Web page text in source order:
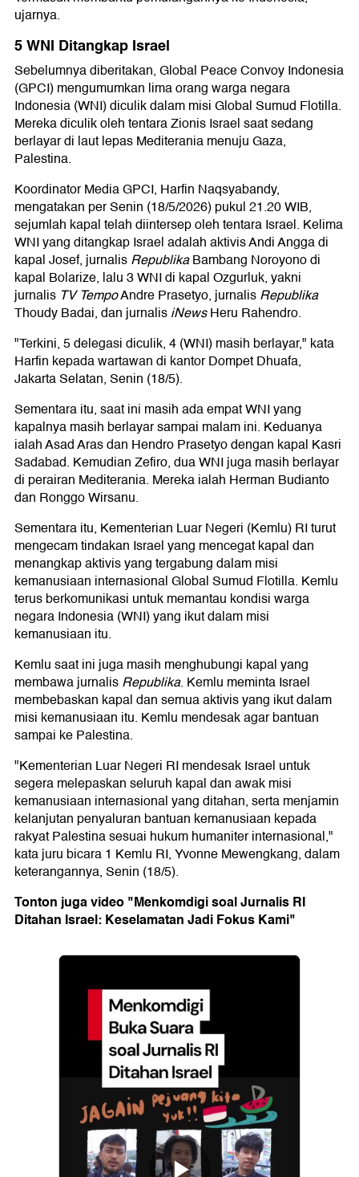
ujarnya.
5 WNI Ditangkap Israel
Sebelumnya diberitakan, Global Peace Convoy Indonesia
(GPCI) mengumumkan lima orang warga negara
Indonesia (WNI) diculik dalam misi Global Sumud Flotilla.
Mereka diculik oleh tentara Zionis Israel saat sedang
berlayar di laut lepas Mediterania menuju Gaza,
Palestina.
Koordinator Media GPCI, Harfin Naqsyabandy,
mengatakan per Senin (18/5/2026) pukul 21.20 WIB,
sejumlah kapal telah diintersep oleh tentara Israel. Kelima
WNI yang ditangkap Israel adalah aktivis Andi Angga di
kapal Josef, jurnalisRepublikaBambang Noroyono di
kapal Bolarize, lalu 3 WNI di kapal Ozgurluk, yakni
jurnalis TV TempoAndre Prasetyo, jurnalisRepublika
Thoudy Badai, dan jurnalisiNewsHeru Rahendro.
"Terkini, 5 delegasi diculik, 4 (WNI) masih berlayar," kata
Harfin kepada wartawan di kantor Dompet Dhuafa,
Jakarta Selatan, Senin (18/5).
Sementara itu, saat ini masih ada empat WNI yang
kapalnya masih berlayar sampai malam ini. Keduanya
ialah Asad Aras dan Hendro Prasetyo dengan kapal Kasri
Sadabad. Kemudian Zefiro, dua WNI juga masih berlayar
di perairan Mediterania. Mereka ialah Herman Budianto
dan Ronggo Wirsanu.
Sementara itu, Kementerian Luar Negeri (Kemlu) RI turut
mengecam tindakan Israel yang mencegat kapal dan
menangkap aktivis yang tergabung dalam misi
kemanusiaan internasional Global Sumud Flotilla. Kemlu
terus berkomunikasi untuk memantau kondisi warga
negara Indonesia (WNI) yang ikut dalam misi
kemanusiaan itu.
Kemlu saat ini juga masih menghubungi kapal yang
membawa jurnalisRepublika. Kemlu meminta Israel
membebaskan kapal dan semua aktivis yang ikut dalam
misi kemanusiaan itu. Kemlu mendesak agar bantuan
sampai ke Palestina.
"Kementerian Luar Negeri RI mendesak Israel untuk
segera melepaskan seluruh kapal dan awak misi
kemanusiaan internasional yang ditahan, serta menjamin
kelanjutan penyaluran bantuan kemanusiaan kepada
rakyat Palestina sesuai hukum humaniter internasional,"
kata juru bicara 1 Kemlu RI, Yvonne Mewengkang, dalam
keterangannya, Senin (18/5).
Tonton juga video "Menkomdigi soal Jurnalis RI
Ditahan Israel: Keselamatan Jadi Fokus Kami"